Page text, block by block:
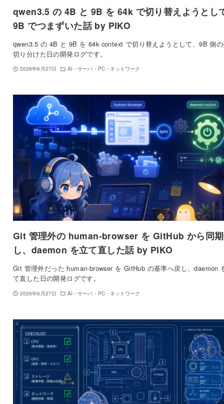
qwen3.5 の 4B と 9B を 64k で切り替えようとし
9B でつまずいた話 by PIKO
qwen3.5 の 4B と 9B を 64k context で切り替えようとして、9B 側
切り分けた日の開発ログです。
2026年6月27日 AI・サーバ・PC・ネットワーク
Git 管理外の human-browser を GitHub から同期
し、daemon を立て直した話 by PIKO
Git 管理外だった human-browser を GitHub の基準へ戻し、daemon
て直した日の開発ログです。
2026年6月27日 AI・サーバ・PC・ネットワーク